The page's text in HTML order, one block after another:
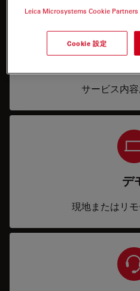
サービス内
デ
現地またはリ
Leica Microsystems Cookie Partners
Cookie 設定